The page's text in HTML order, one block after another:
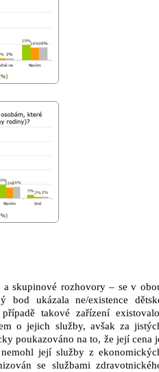
skupinové rozhovory – se v
bod ukázala ne/existence
takové zařízení
o jejich služby, avšak za
poukazováno na to, že její cena
její služby z
se službami